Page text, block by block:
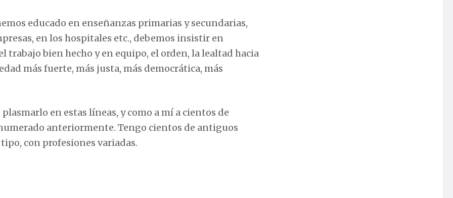
educado en enseñanzas primarias y secundarias,
en los hospitales etc., debemos insistir en
bien hecho y en equipo, el orden, la lealtad hacia
más fuerte, más justa, más democrática, más
en estas líneas, y como a mí a cientos de
anteriormente. Tengo cientos de antiguos
con profesiones variadas.